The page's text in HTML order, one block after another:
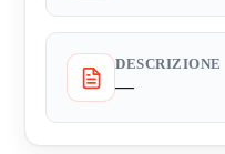
DESCRIZIONE
—